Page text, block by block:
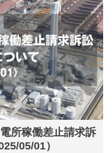
所稼働差止請求訴
05/01）